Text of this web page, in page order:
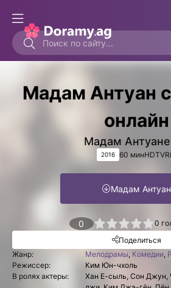
Мадам Антуан
онлайн
Мадам
2016 60 мин
Мадам Антуан
0
4 5 0
Поделиться
Жанр:
Мелодрамы, Комедии,
Режиссер:
Ким Юн-чхоль
В ролях актеры:
Хан Е-сыль, Сон Джун,